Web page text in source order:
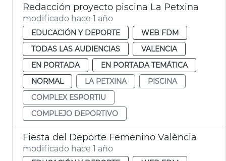
Redacción proyecto piscina La Petxina
modificado hace 1 año
EDUCACIÓN Y DEPORTE
WEB FDM
TODAS LAS AUDIENCIAS
VALENCIA
EN PORTADA
EN PORTADA TEMÁTICA
NORMAL
LA PETXINA
PISCINA
COMPLEX ESPORTIU
COMPLEJO DEPORTIVO
Fiesta del Deporte Femenino València
modificado hace 1 año